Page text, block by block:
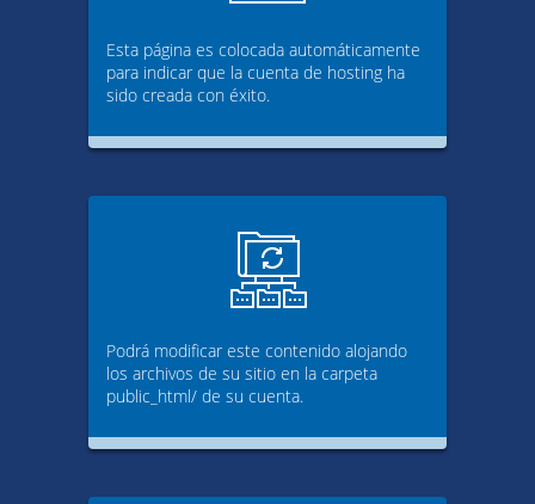
Esta página es colocada automáticamente
para indicar que la cuenta de hosting ha
sido creada con éxito.
Podrá modificar este contenido alojando
los archivos de su sitio en la carpeta
public_html/ de su cuenta.